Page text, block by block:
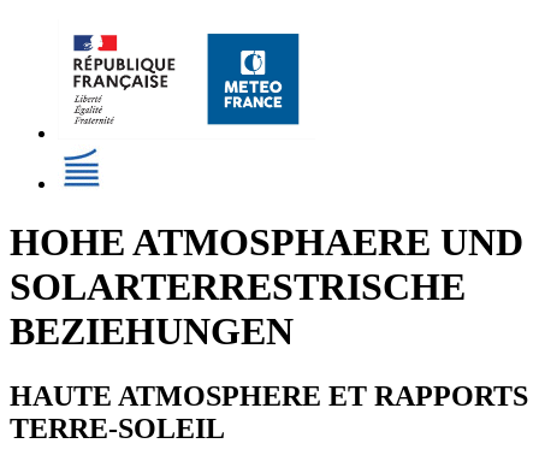
HOHE ATMOSPHAERE UND
SOLARTERRESTRISCHE
BEZIEHUNGEN
HAUTE ATMOSPHERE ET RAPPORTS
TERRE-SOLEIL